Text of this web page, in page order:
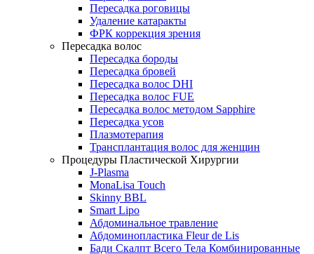
Пересадка роговицы
Удаление катаракты
ФРК коррекция зрения
Пересадка волос
Пересадка бороды
Пересадка бровей
Пересадка волос DHI
Пересадка волос FUE
Пересадка волос методом Sapphire
Пересадка усов
Плазмотерапия
Трансплантация волос для женщин
Процедуры Пластической Хирургии
J-Plasma
MonaLisa Touch
Skinny BBL
Smart Lipo
Абдоминальное травление
Абдоминопластика Fleur de Lis
Бади Скалпт Всего Тела Комбинированные